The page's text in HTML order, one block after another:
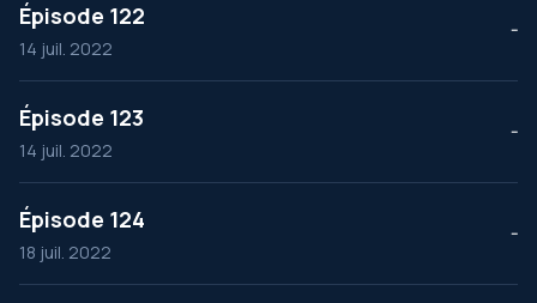
Épisode 122
14 juil. 2022
--
Épisode 123
14 juil. 2022
--
Épisode 124
18 juil. 2022
--